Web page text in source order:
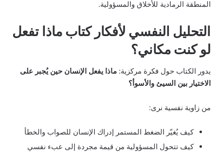
المنطقة الرمادية للأخلاق والمسؤولية.
التحليل النفسي لأفكار كتاب ماذا تفعل
لو كنت مكاني؟
يدور الكتاب حول فكرة مركزية: ماذا يفعل الإنسان حين يُجبر على
الاختيار بين السيئ والأسوأ؟
من زاوية نفسية نرى:
كيف يُغيّر الضغط المستمر إدراك الإنسان للصواب والخطأ
كيف تتحول المسؤولية من قيمة مجردة إلى عبء نفسي